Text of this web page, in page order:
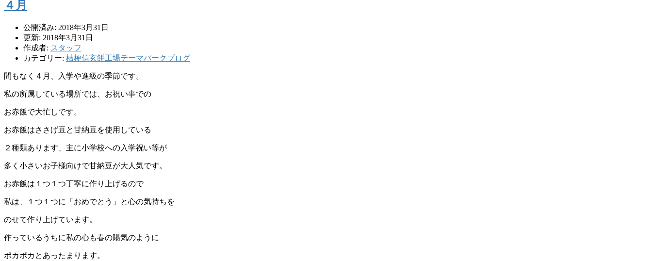
４月
公開済み: 2018年3月31日
更新: 2018年3月31日
作成者: スタッフ
カテゴリー: 桔梗信玄餅工場テーマパークブログ
間もなく４月、入学や進級の季節です。
私の所属している場所では、お祝い事での
お赤飯で大忙しです。
お赤飯はささげ豆と甘納豆を使用している
２種類あります、主に小学校への入学祝い等が
多く小さいお子様向けで甘納豆が大人気です。
お赤飯は１つ１つ丁寧に作り上げるので
私は、１つ１つに「おめでとう」と心の気持ちを
のせて作り上げています。
作っているうちに私の心も春の陽気のように
ポカポカとあったまります。